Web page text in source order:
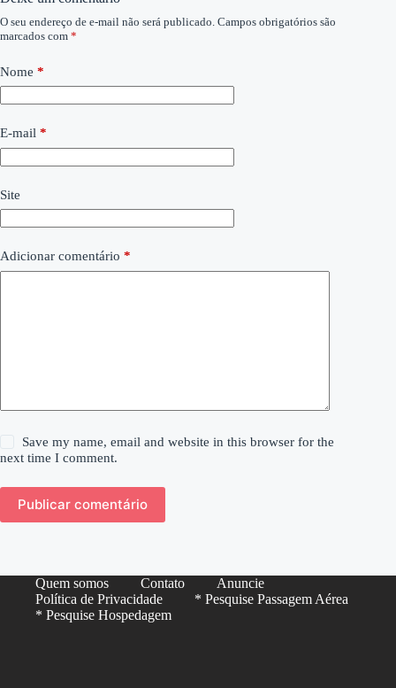
O seu endereço de e-mail não será publicado. Campos obrigatórios são
marcados com *
Nome *
E-mail *
Site
Adicionar comentário *
Save my name, email and website in this browser for the
next time I comment.
Publicar comentário
Quem somos Contato
Anuncie
Política de Privacidade
* Pesquise Passagem Aérea
* Pesquise Hospedagem